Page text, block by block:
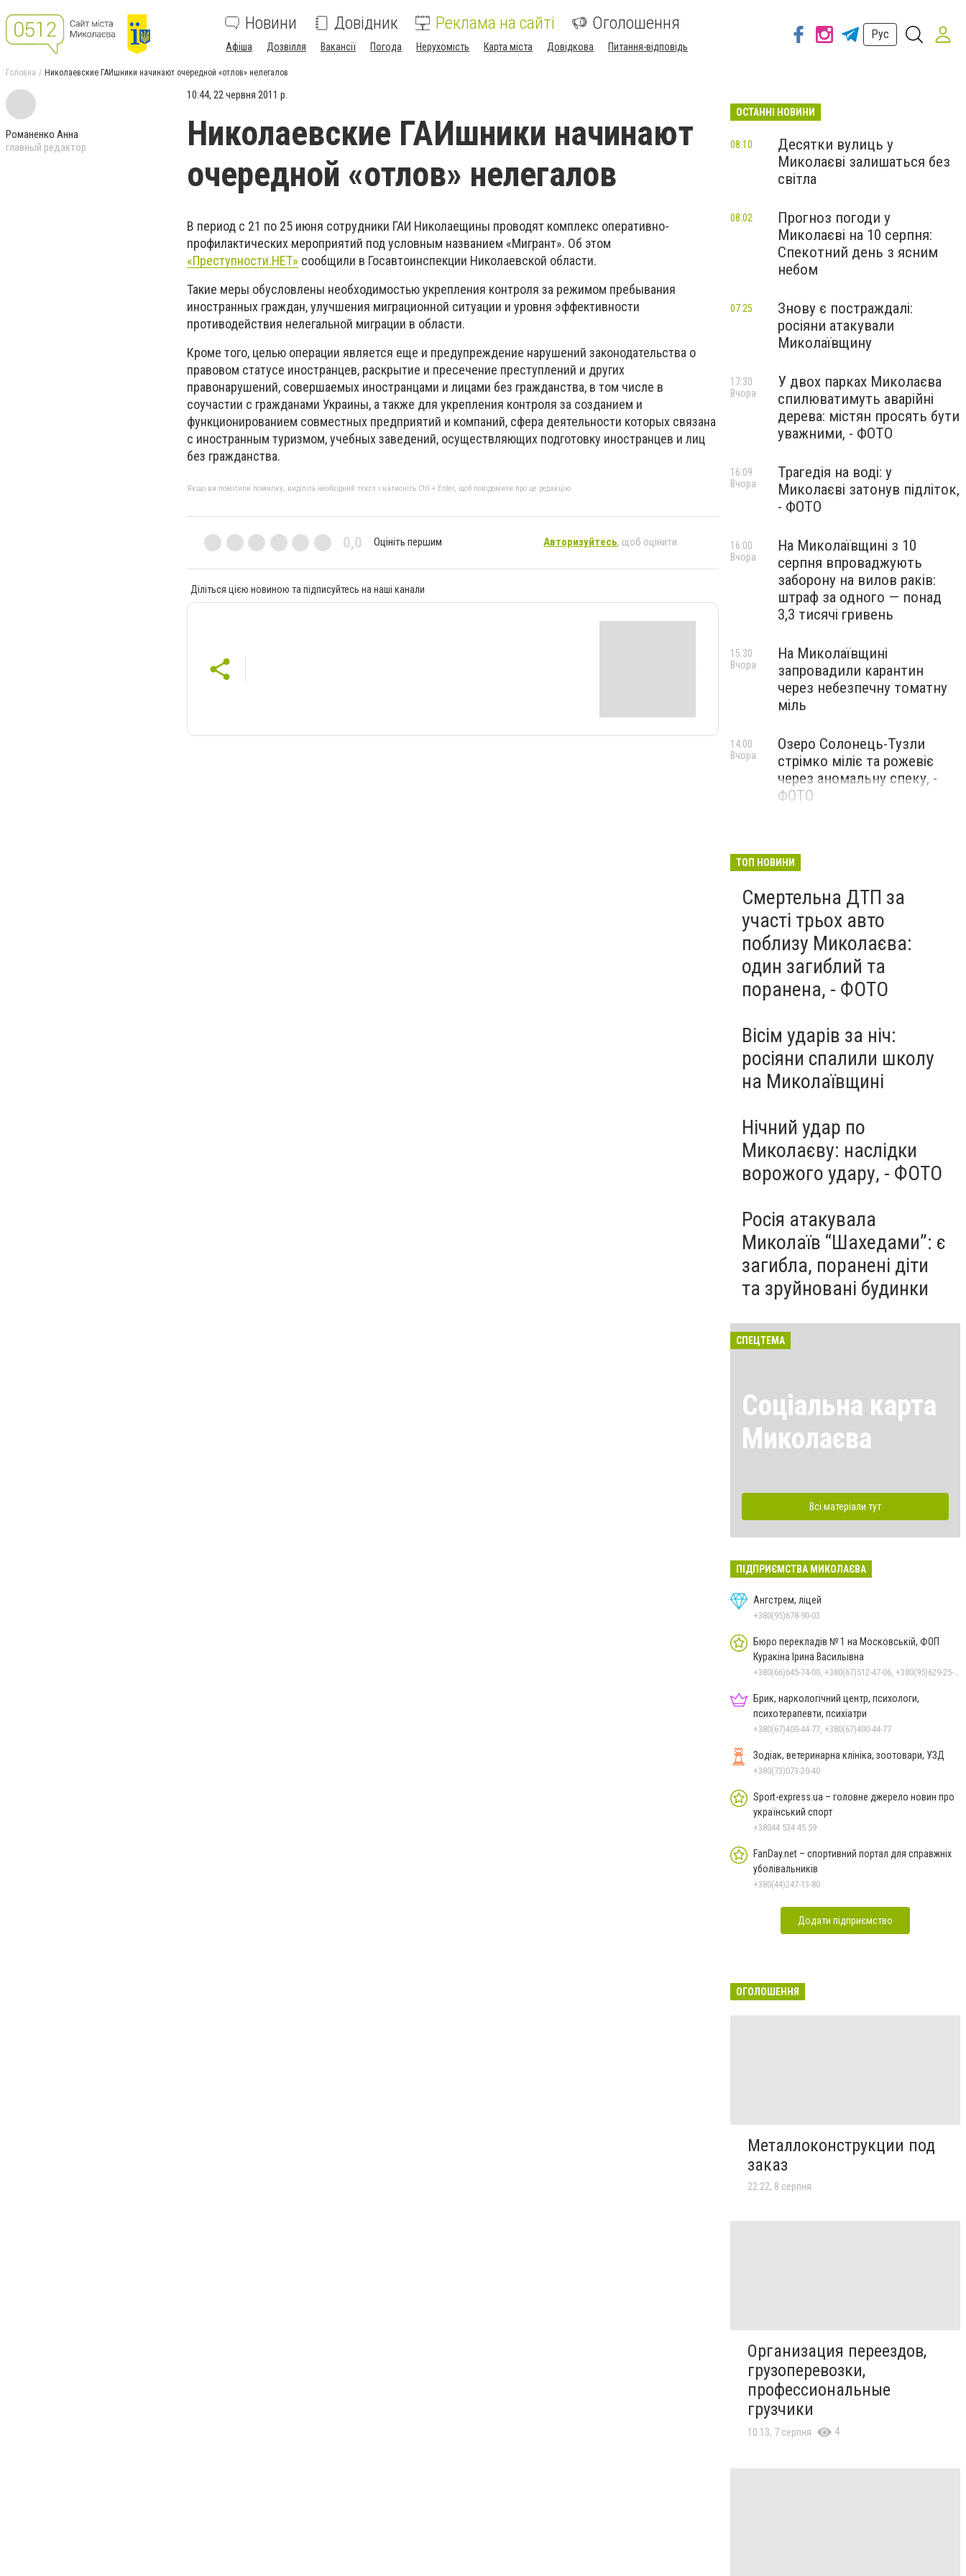
Новини Довідник Реклама на сайті Оголошення
Афіша Дозвілля Вакансії Погода Нерухомість Карта міста Довідкова Питання-відповідь
Рус
Головна Николаевские ГАИшники начинают очередной «отлов» нелегалов
Романенко Анна
главный редактор
10:44, 22 червня 2011 р.
Николаевские ГАИшники начинают
очередной «отлов» нелегалов
В период с 21 по 25 июня сотрудники ГАИ Николаещины проводят комплекс оперативно-
профилактических мероприятий под условным названием «Мигрант». Об этом
«Преступности.НЕТ» сообщили в Госавтоинспекции Николаевской области.
Такие меры обусловлены необходимостью укрепления контроля за режимом пребывания
иностранных граждан, улучшения миграционной ситуации и уровня эффективности
противодействия нелегальной миграции в области.
Кроме того, целью операции является еще и предупреждение нарушений законодательства о
правовом статусе иностранцев, раскрытие и пресечение преступлений и других
правонарушений, совершаемых иностранцами и лицами без гражданства, в том числе в
соучастии с гражданами Украины, а также для укрепления контроля за созданием и
функционированием совместных предприятий и компаний, сфера деятельности которых связана
с иностранным туризмом, учебных заведений, осуществляющих подготовку иностранцев и лиц
без гражданства.
Якщо ви помітили помилку, виділіть необхідний текст і натисніть Ctrl + Enter, щоб повідомити про це редакцію
0,0 Оцініть першим Авторизуйтесь, щоб оцінити
Діліться цією новиною та підписуйтесь на наші канали
ОСТАННІ НОВИНИ
Десятки вулиць у
Миколаєві залишаться без
світла
08:10
Прогноз погоди у
Миколаєві на 10 серпня:
Спекотний день з ясним
небом
08:02
Знову є постраждалі:
росіяни атакували
Миколаївщину
07:25
У двох парках Миколаєва
спилюватимуть аварійні
дерева: містян просять бути
уважними, - ФОТО
17:30
Вчора
Трагедія на воді: у
Миколаєві затонув підліток,
- ФОТО
16:09
Вчора
На Миколаївщині з 10
серпня впроваджують
заборону на вилов раків:
штраф за одного — понад
3,3 тисячі гривень
16:00
Вчора
На Миколаївщині
запровадили карантин
через небезпечну томатну
міль
15:30
Вчора
Озеро Солонець-Тузли
стрімко міліє та рожевіє
через аномальну спеку, -
ФОТО
14:00
Вчора
ТОП НОВИНИ
Смертельна ДТП за
участі трьох авто
поблизу Миколаєва:
один загиблий та
поранена, - ФОТО
Вісім ударів за ніч:
росіяни спалили школу
на Миколаївщині
Нічний удар по
Миколаєву: наслідки
ворожого удару, - ФОТО
Росія атакувала
Миколаїв “Шахедами”: є
загибла, поранені діти
та зруйновані будинки
СПЕЦТЕМА
Соціальна карта
Миколаєва
Всі матеріали тут
ПІДПРИЄМСТВА МИКОЛАЄВА
Ангстрем, ліцей
+380(95)678-90-03
Бюро перекладів № 1 на Московській, ФОП
Куракіна Ірина Васильівна
Брик, наркологічний центр, психологи,
психотерапевти, психіатри
+380(67)400-44-77, +380(67)400-44-77
Зодіак, ветеринарна клініка, зоотовари, УЗД
+380(73)073-20-40
Sport-express.ua – головне джерело новин про
український спорт
+38044 534 45 59
FanDay.net – спортивний портал для справжніх
уболівальників
+380(44)247-13-80
Додати підприємство
ОГОЛОШЕННЯ
Металлоконструкции под
заказ
22:22, 8 серпня
Организация переездов,
грузоперевозки,
профессиональные
грузчики
10:13, 7 серпня 4